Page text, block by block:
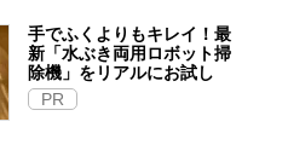
手でふくよりもキレイ！最
新「水ぶき両用ロボット掃
除機」をリアルにお試し
PR